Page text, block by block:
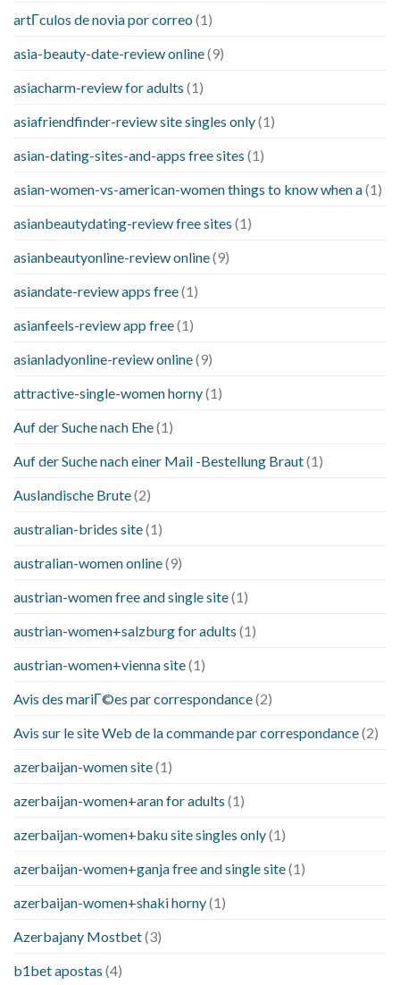
artГ­culos de novia por correo (1)
asia-beauty-date-review online(9)
asiacharm-review for adults (1)
asiafriendfinder-review site singles only(1)
asian-dating-sites-and-apps free sites (1)
asian-women-vs-american-women things to know when a(1)
asianbeautydating-review free sites (1)
asianbeautyonline-review online(9)
asiandate-review apps free(1)
asianfeels-review app free(1)
asianladyonline-review online(9)
attractive-single-women horny(1)
Auf der Suche nach Ehe(1)
Auf der Suche nach einer Mail -Bestellung Braut(1)
Auslandische Brute(2)
australian-brides site(1)
australian-women online(9)
austrian-women free and single site(1)
austrian-women+salzburg for adults (1)
austrian-women+vienna site(1)
Avis des mariГ©es par correspondance(2)
Avis sur le site Web de la commande par correspondance(2)
azerbaijan-women site(1)
azerbaijan-women+aran for adults (1)
azerbaijan-women+baku site singles only(1)
azerbaijan-women+ganja free and single site(1)
azerbaijan-women+shaki horny(1)
Azerbajany Mostbet(3)
b1bet apostas (4)